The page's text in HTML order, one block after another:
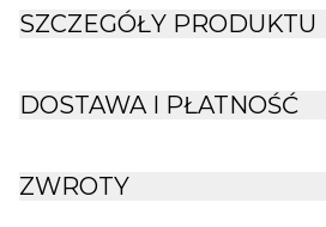
SZCZEGÓŁY PRODUKTU
DOSTAWA I PŁATNOŚĆ
ZWROTY